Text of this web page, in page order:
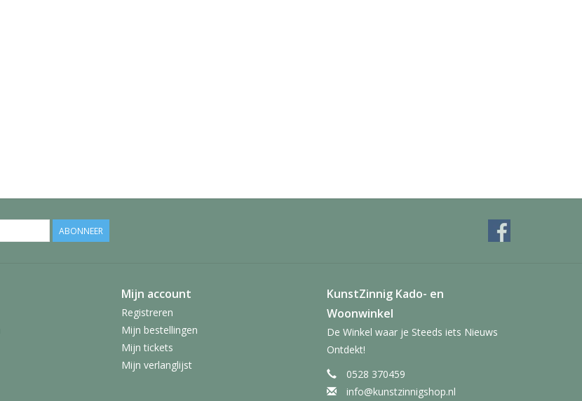
ABONNEER
Mijn account
Registreren
Mijn bestellingen
Mijn tickets
Mijn verlanglijst
KunstZinnig Kado- en
Woonwinkel
De Winkel waar je Steeds iets Nieuws
Ontdekt!
0528 370459
info@kunstzinnigshop.nl